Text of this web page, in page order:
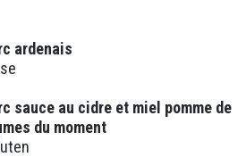
ardenais
sauce au cidre et miel pomme de
du moment